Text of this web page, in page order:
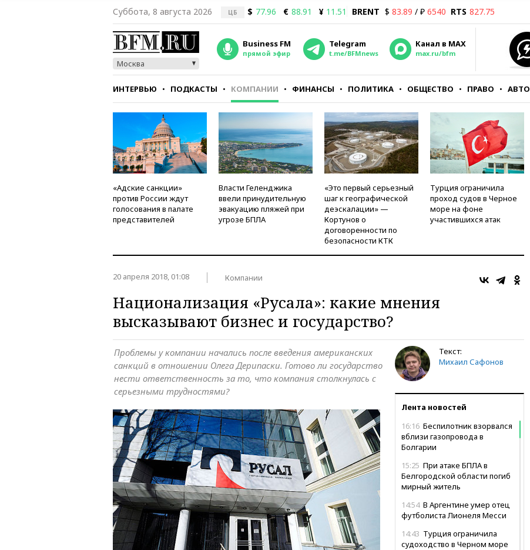
Суббота, 8 августа 2026 ЦБ $ 77.96 € 88.91 ¥ 11.51 BRENT $ 83.89 / ₽ 6540 RTS 827.75
Москва
Business FM
прямой эфир
Telegram
t.me/BFMnews
Канал в MAX
max.ru/bfm
ИНТЕРВЬЮ ПОДКАСТЫ КОМПАНИИ ФИНАНСЫ ПОЛИТИКА ОБЩЕСТВО ПРАВО АВТО
СТИЛЬ ТЕСТЫ
«Адские санкции»
против России ждут
голосования в палате
представителей
Власти Геленджика
ввели принудительную
эвакуацию пляжей при
угрозе БПЛА
«Это первый серьезный
шаг к географической
деэскалации» —
Кортунов о
договоренности по
безопасности КТК
Турция ограничила
проход судов в Черное
море на фоне
участившихся атак
20 апреля 2018, 01:08 Компании
Национализация «Русала»: какие мнения
высказывают бизнес и государство?
Текст:
Михаил Сафонов
Лента новостей
16:16 Беспилотник взорвался
вблизи газопровода в
Болгарии
15:25 При атаке БПЛА в
Белгородской области погиб
мирный житель
14:54 В Аргентине умер отец
футболиста Лионеля Месси
14:43 Турция ограничила
судоходство в Черном море
Проблемы у компании начались после введения американских
санкций в отношении Олега Дерипаски. Готово ли государство
нести ответственность за то, что компания столкнулась с
серьезными трудностями?